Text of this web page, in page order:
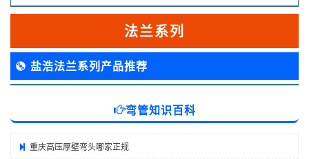
法兰系列
盐浩法兰系列产品推荐
弯管知识百科
重庆高压厚壁弯头哪家正规